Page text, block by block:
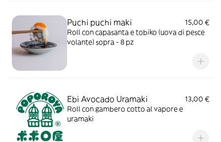
Puchi puchi maki
15,00 €
Roll con capasanta e tobiko (uova di pesce
volante) sopra - 8 pz
Ebi Avocado Uramaki
13,00 €
Roll con gambero cotto al vapore e
uramaki